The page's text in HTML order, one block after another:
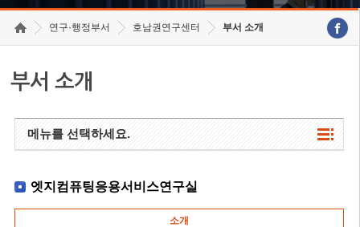
연구·행정부서 호남권연구센터 부서 소개
부서 소개
메뉴를 선택하세요.
엣지컴퓨팅응용서비스연구실
소개